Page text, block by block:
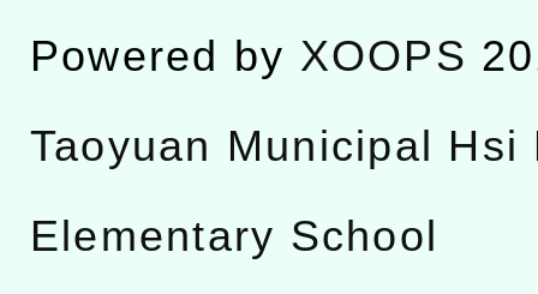
Powered by XOOPS
Taoyuan Municipal Hsi
Elementary School